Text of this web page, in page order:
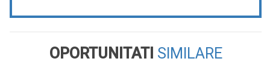
OPORTUNITATI SIMILARE